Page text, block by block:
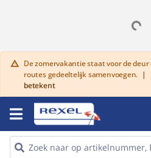
warning De zomervakantie staat voor de
routes gedeeltelijk samenvoegen. |
betekent